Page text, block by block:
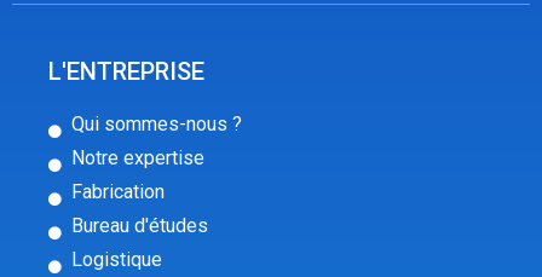
L'ENTREPRISE
Qui sommes-nous ?
Notre expertise
Fabrication
Bureau d'études
Logistique